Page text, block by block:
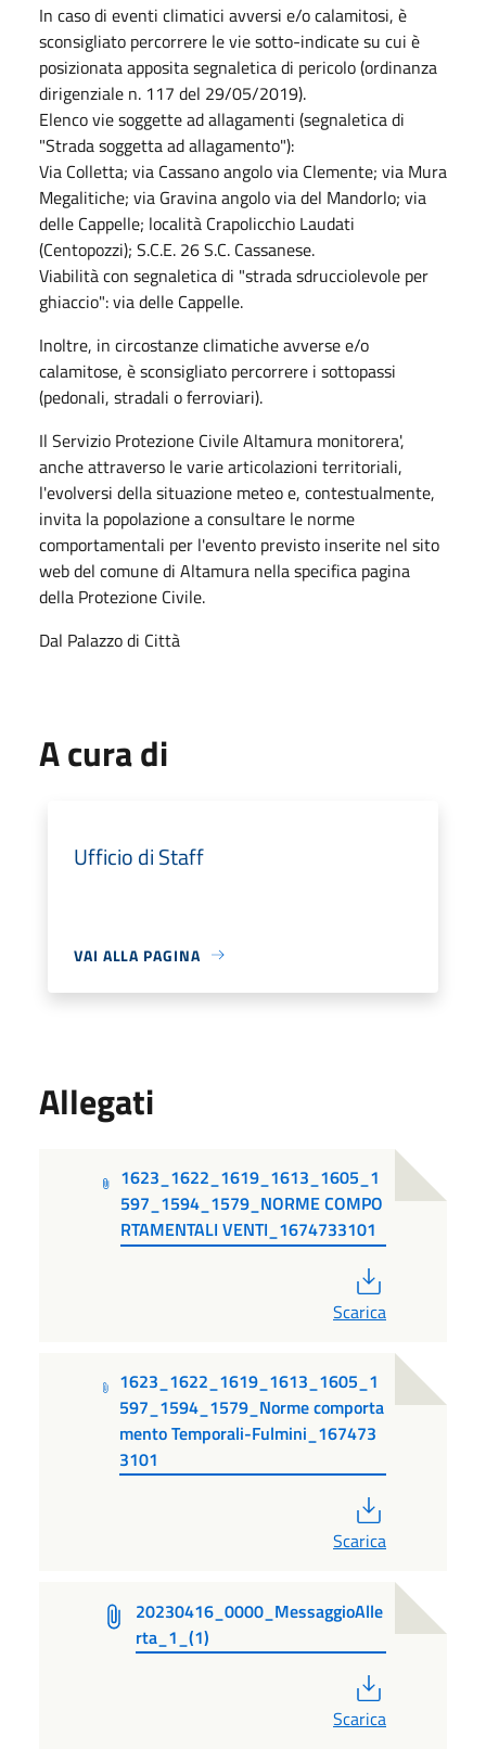
In caso di eventi climatici avversi e/o calamitosi, è
sconsigliato percorrere le vie sotto-indicate su cui è
posizionata apposita segnaletica di pericolo (ordinanza
dirigenziale n. 117 del 29/05/2019).
Elenco vie soggette ad allagamenti (segnaletica di
"Strada soggetta ad allagamento"):
Via Colletta; via Cassano angolo via Clemente; via Mura
Megalitiche; via Gravina angolo via del Mandorlo; via
delle Cappelle; località Crapolicchio Laudati
(Centopozzi); S.C.E. 26 S.C. Cassanese.
Viabilità con segnaletica di "strada sdrucciolevole per
ghiaccio": via delle Cappelle.
Inoltre, in circostanze climatiche avverse e/o
calamitose, è sconsigliato percorrere i sottopassi
(pedonali, stradali o ferroviari).
Il Servizio Protezione Civile Altamura monitorera',
anche attraverso le varie articolazioni territoriali,
l'evolversi della situazione meteo e, contestualmente,
invita la popolazione a consultare le norme
comportamentali per l'evento previsto inserite nel sito
web del comune di Altamura nella specifica pagina
della Protezione Civile.
Dal Palazzo di Città
A cura di
Ufficio di Staff
VAI ALLA PAGINA
Allegati
1623_1622_1619_1613_1605_1
597_1594_1579_NORME COMPO
RTAMENTALI VENTI_1674733101
Scarica
1623_1622_1619_1613_1605_1
597_1594_1579_Norme comporta
mento Temporali-Fulmini_167473
3101
Scarica
20230416_0000_MessaggioAlle
rta_1_(1)
Scarica